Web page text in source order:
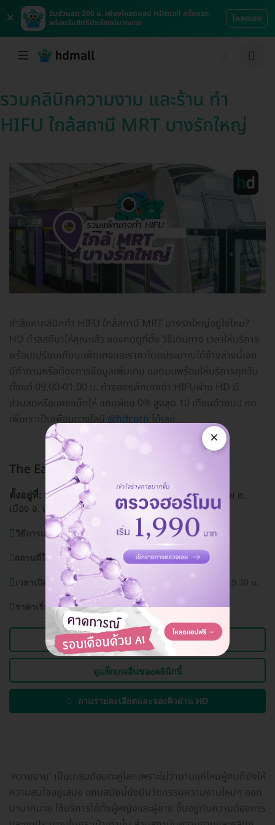
×
รับส่วนลด 200 บ. เพียงโหลดแอป HDmall ครั้งแรก
พร้อมรับสิทธิประโยชน์มากมาย
โหลดเลย
รวมคลินิกความงาม และร้าน ทำ
HIFU ใกล้สถานี MRT บางรักใหญ่
กำลังหาคลินิกทำ HIFU ใกล้สถานี MRT บางรักใหญ่อยู่ใช่ไหม?
HD ทำลิสต์มาให้คุณแล้ว ลองกดดูที่ตั้ง วิธีเดินทาง เวลาให้บริการ
พร้อมเปรียบเทียบแพ็กเกจและราคาโดยประมาณได้ข้างล่างนี้เลย
มีคำถามหรือต้องการข้อมูลเพิ่มเติม แอดมินพร้อมให้บริการทุกวัน
ตั้งแต่ 09.00-01.00 น. ถ้าจองแพ็กเกจทำ HIFUผ่าน HD มี
ส่วนลดหรือแคชแบ็กให้ แถมผ่อน 0% สูงสุด 10 เดือนด้วยนะ! กด
เพิ่มเราเป็นเพื่อนทางไลน์@hdcothได้เลย
The East Clinic
ตั้งอยู่ที่: 85/1-3 ถ. ราชพฤกษ์-รัตนาธิเบศร์ ต. บางรักน้อย อ.
เมือง จ. นนทบุรี 11000,
ดูแผนที่คลินิก
วิธีการเดินทาง:MRT บางรักใหญ่
สถานที่ใกล้เคียง:บุญถาวร ราชพฤกษ์-รัตนาธิเบศร์
เวลาเปิดบริการ:วันพฤหัสบดี - อังคาร (หยุดวันพุธ) 11.00-19.30 น.
ราคาเริ่มต้นที่6,900 บาท
ดูข้อมูลคลินิก
ดูแพ็กเกจอื่นของคลินิกนี้
ถามรายละเอียดและจองคิวผ่าน HD
'ความงาม' เป็นเทรนด์อมตะคู่โลกเพราะไม่ว่านานแค่ไหนผู้คนก็ยังให้
ความสนใจอยู่เสมอ แถมสมัยนี้ยังมีนวัตกรรมความงามใหม่ๆ ออก
มามากมาย ใช้บริการได้ทั้งผู้หญิงและผู้ชาย ขึ้นอยู่กับความต้องการ
×